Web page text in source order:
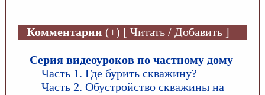
Комментарии (+) [ Читать / Добавить ]
Серия видеоуроков по частному дому
Часть 1. Где бурить скважину?
Часть 2. Обустройство скважины на